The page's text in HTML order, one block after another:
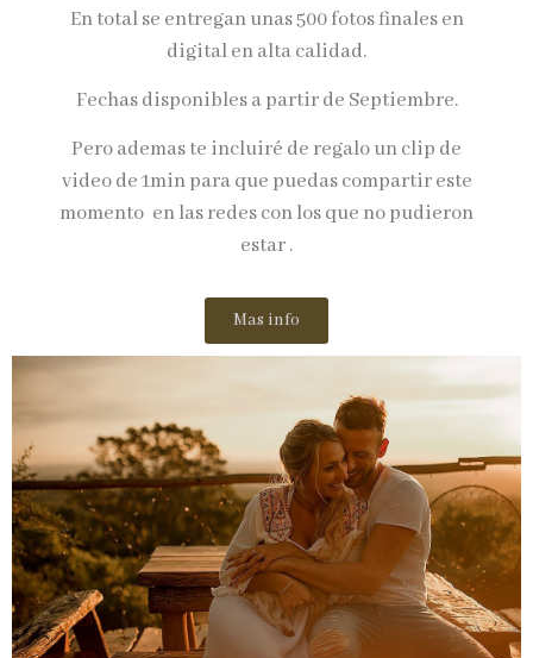
En total se entregan unas 500 fotos finales en
digital en alta calidad.
Fechas disponibles a partir de Septiembre.
Pero ademas te incluiré de regalo un clip de
video de 1min para que puedas compartir este
momento en las redes con los que no pudieron
estar .
Mas info